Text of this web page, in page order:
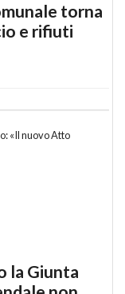
torna
e rifiuti
la Giunta